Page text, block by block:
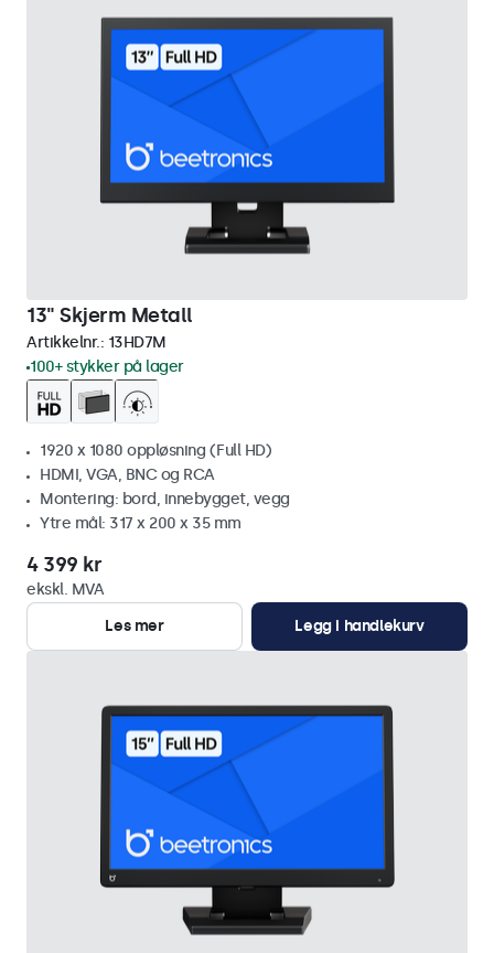
13" Skjerm Metall
Artikkelnr.: 13HD7M
100+ stykker på lager
1920 x 1080 oppløsning (Full HD)
HDMI, VGA, BNC og RCA
Montering: bord, innebygget, vegg
Ytre mål: 317 x 200 x 35 mm
4 399 kr
ekskl. MVA
Les mer
Legg i handlekurv